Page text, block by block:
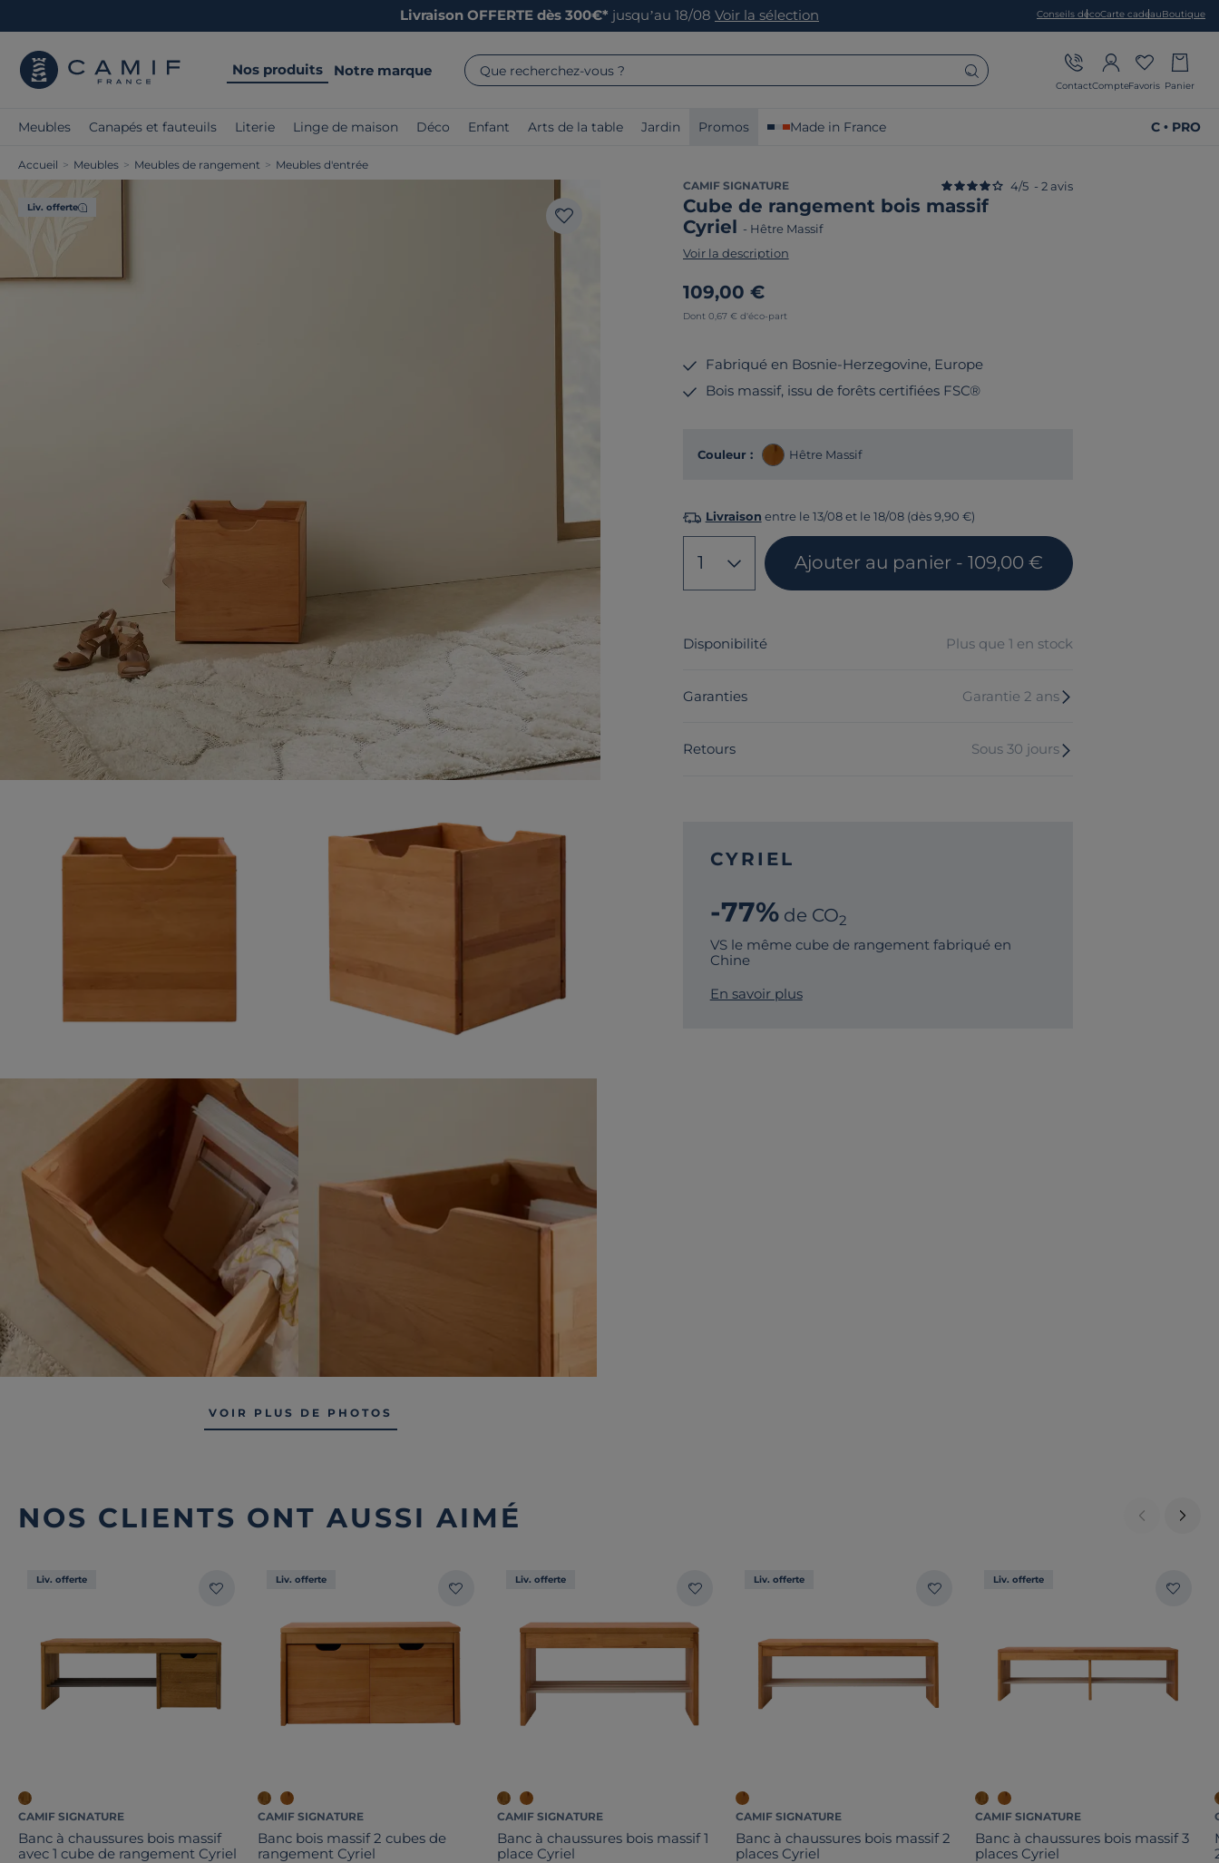
Livraison OFFERTE dès 300€* jusqu’au 18/08 Voir la sélection Conseils décoCarte cadeauBoutique
Nos produits Notre marque Que recherchez-vous ?
ContactCompteFavoris Panier
Meubles Canapés et fauteuils Literie Linge de maison Déco Enfant Arts de la table Jardin Promos Made in France C • PRO
Accueil > Meubles > Meubles de rangement > Meubles d'entrée
Liv. offerte
VOIR PLUS DE PHOTOS
CAMIF SIGNATURE
Cube de rangement bois massif
Cyriel - Hêtre Massif
4/5 - 2 avis
Voir la description
109,00 €
Dont 0,67 € d'éco-part
Fabriqué en Bosnie-Herzegovine, Europe
Bois massif, issu de forêts certifiées FSC®
Couleur : Hêtre Massif
Livraison entre le 13/08 et le 18/08 (dès 9,90 €)
1 Ajouter au panier - 109,00 €
Disponibilité Plus que 1 en stock
Garanties Garantie 2 ans
Retours Sous 30 jours
CYRIEL
-77%de CO2
VS le même cube de rangement fabriqué en
Chine
En savoir plus
NOS CLIENTS ONT AUSSI AIMÉ
Liv. offerte
CAMIF SIGNATURE
Banc à chaussures bois massif
avec 1 cube de rangement Cyriel
Liv. offerte
CAMIF SIGNATURE
Banc bois massif 2 cubes de
rangement Cyriel
Liv. offerte
CAMIF SIGNATURE
Banc à chaussures bois massif 1
place Cyriel
Liv. offerte
CAMIF SIGNATURE
Banc à chaussures bois massif 2
places Cyriel
Liv. offerte
CAMIF SIGNATURE
Banc à chaussures bois massif 3
places Cyriel